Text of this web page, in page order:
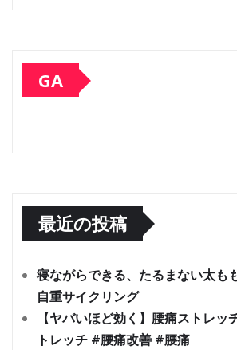
GA
最近の投稿
寝ながらできる、たるまない太も
自重サイクリング
【ヤバいほど効く】腰痛ストレッ
トレッチ #腰痛改善 #腰痛